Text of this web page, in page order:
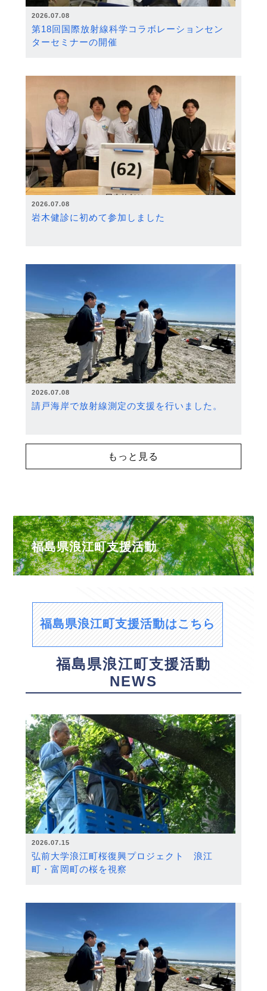
2026.07.08
第18回国際放射線科学コラボレーションセン
ターセミナーの開催
2026.07.08
岩木健診に初めて参加しました
2026.07.08
請戸海岸で放射線測定の支援を行いました。
もっと見る
福島県浪江町支援活動
福島県浪江町支援活動はこちら
福島県浪江町支援活動
NEWS
2026.07.15
弘前大学浪江町桜復興プロジェクト 浪江
町・富岡町の桜を視察